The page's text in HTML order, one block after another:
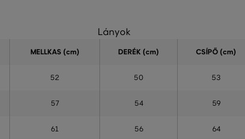
Lányok
MELLKAS (cm) DERÉK (cm) CSÍPŐ (cm)
52 50 53
57 54 59
61 56 64